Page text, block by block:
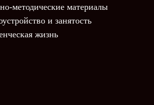
методические материалы
и занятость
жизнь